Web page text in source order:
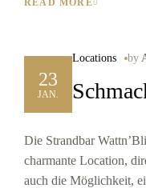
READ MORE
23
JAN.
Locations by
Die Strandbar
charmante Location,
auch die Möglichkeit,